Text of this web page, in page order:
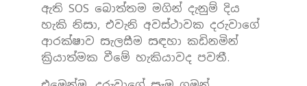
ඇති SOS බොත්තම මගින් දැනුම් දිය
හැකි නිසා, එවැනි අවස්ථාවක දරුවාගේ
ආරක්ෂාව සැලසීම සඳහා කඩිනමින්
ක්‍රියාත්මක වීමේ හැකියාවද පවතී.